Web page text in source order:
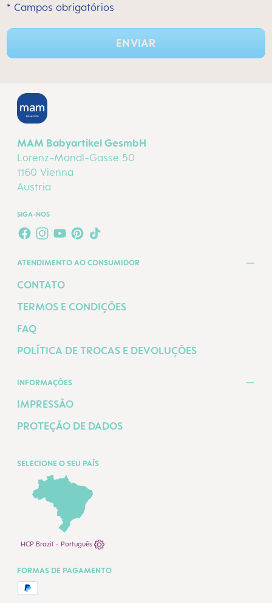
* Campos obrigatórios
ENVIAR
MAM Babyartikel GesmbH
Lorenz-Mandl-Gasse 50
1160 Vienna
Austria
SIGA-NOS
FACEBOOK
INSTAGRAM
YOUTUBE
PINTEREST
TIKTOK
ATENDIMENTO AO CONSUMIDOR
CONTATO
TERMOS E CONDIÇÕES
FAQ
POLÍTICA DE TROCAS E DEVOLUÇÕES
INFORMAÇÕES
IMPRESSÃO
PROTEÇÃO DE DADOS
SELECIONE O SEU PAÍS
HCP Brazil - Português
FORMAS DE PAGAMENTO